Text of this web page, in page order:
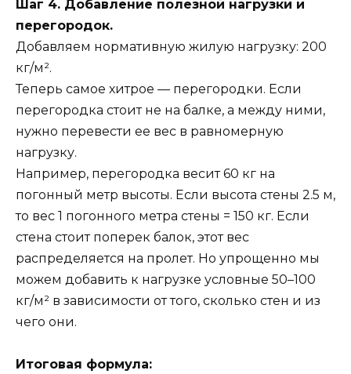
Шаг 4. Добавление полезной нагрузки и
перегородок.
Добавляем нормативную жилую нагрузку: 200
кг/м².
Теперь самое хитрое — перегородки. Если
перегородка стоит не на балке, а между ними,
нужно перевести ее вес в равномерную
нагрузку.
Например, перегородка весит 60 кг на
погонный метр высоты. Если высота стены 2.5 м,
то вес 1 погонного метра стены = 150 кг. Если
стена стоит поперек балок, этот вес
распределяется на пролет. Но упрощенно мы
можем добавить к нагрузке условные 50–100
кг/м² в зависимости от того, сколько стен и из
чего они.
Итоговая формула: